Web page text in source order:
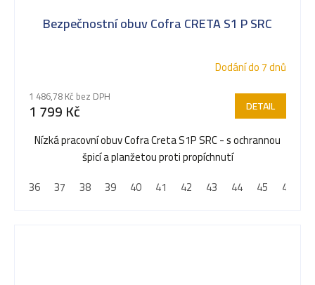
Bezpečnostní obuv Cofra CRETA S1 P SRC
Dodání do 7 dnů
1 486,78 Kč bez DPH
1 799 Kč DETAIL
Nízká pracovní obuv Cofra Creta S1P SRC - s ochrannou
špicí a planžetou proti propíchnutí
36
37 38 39 40 41 42 43 44 45 46